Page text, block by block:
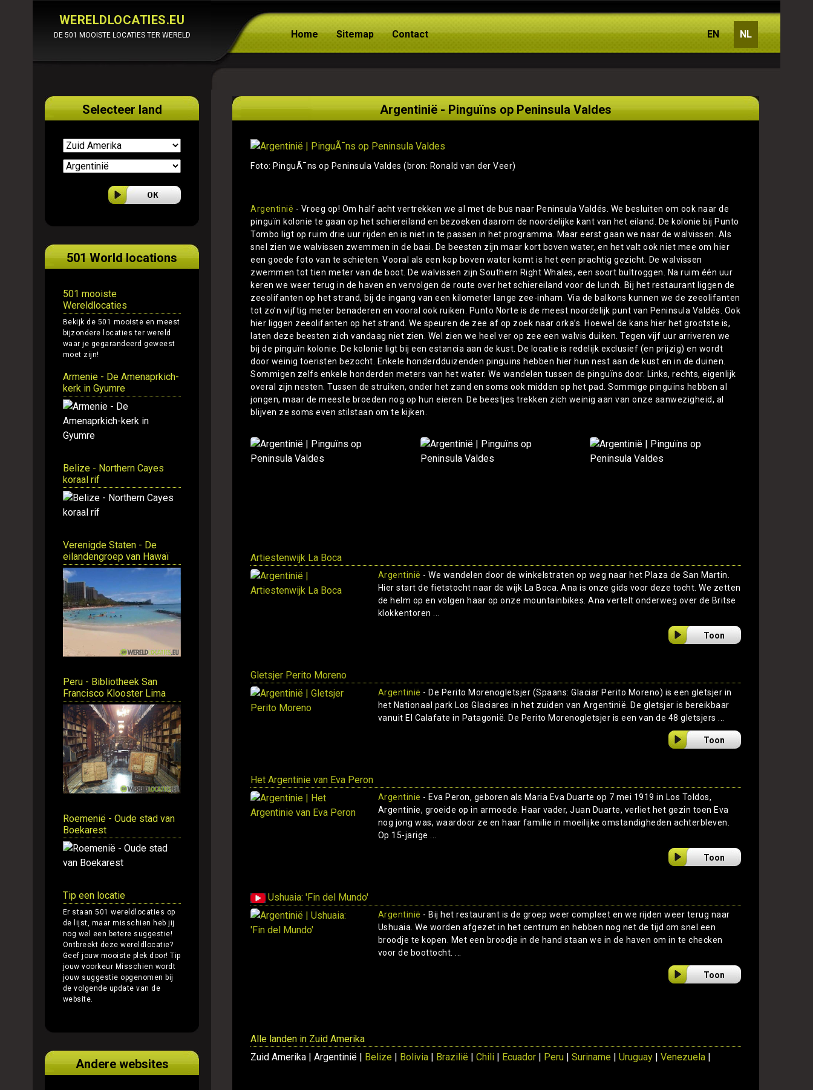
WERELDLOCATIES.EU
DE 501 MOOISTE LOCATIES TER WERELD
Selecteer land
501 World locations
501 mooiste
Wereldlocaties
Bekijk de 501 mooiste en meest
bijzondere locaties ter wereld
waar je gegarandeerd geweest
moet zijn!
Armenie - De Amenaprkich-
kerk in Gyumre
Belize - Northern Cayes
koraal rif
Verenigde Staten - De
eilandengroep van Hawaï
Peru - Bibliotheek San
Francisco Klooster Lima
Roemenië - Oude stad van
Boekarest
Tip een locatie
Er staan 501 wereldlocaties op
de lijst, maar misschien heb jij
nog wel een betere suggestie!
Ontbreekt deze wereldlocatie?
Geef jouw mooiste plek door!Tip
jouw voorkeur Misschien wordt
jouw suggestie opgenomen bij
de volgende update van de
website.
Andere websites
Home Sitemap Contact NL
EN
Argentinië - Pinguïns op Peninsula Valdes
Foto: PinguÃ¯ns op Peninsula Valdes (bron: Ronald van der Veer)
Argentinië - Vroeg op! Om half acht vertrekken we al met de bus naar Peninsula Valdés. We besluiten om ook naar de
pinguïn kolonie te gaan op het schiereiland en bezoeken daarom de noordelijke kant van het eiland. De kolonie bij Punto
Tombo ligt op ruim drie uur rijden en is niet in te passen in het programma. Maar eerst gaan we naar de walvissen. Als
snel zien we walvissen zwemmen in de baai. De beesten zijn maar kort boven water, en het valt ook niet mee om hier
een goede foto van te schieten. Vooral als een kop boven water komt is het een prachtig gezicht. De walvissen
zwemmen tot tien meter van de boot. De walvissen zijn Southern Right Whales, een soort bultroggen. Na ruim één uur
keren we weer terug in de haven en vervolgen de route over het schiereiland voor de lunch. Bij het restaurant liggen de
zeeolifanten op het strand, bij de ingang van een kilometer lange zee-inham. Via de balkons kunnen we de zeeolifanten
tot zo’n vijftig meter benaderen en vooral ook ruiken. Punto Norte is de meest noordelijk punt van Peninsula Valdés. Ook
hier liggen zeeolifanten op het strand. We speuren de zee af op zoek naar orka’s. Hoewel de kans hier het grootste is,
laten deze beesten zich vandaag niet zien. Wel zien we heel ver op zee een walvis duiken. Tegen vijf uur arriveren we
bij de pinguïn kolonie. De kolonie ligt bij een estancia aan de kust. De locatie is redelijk exclusief (en prijzig) en wordt
door weinig toeristen bezocht. Enkele honderdduizenden pinguïns hebben hier hun nest aan de kust en in de duinen.
Sommigen zelfs enkele honderden meters van het water. We wandelen tussen de pinguïns door. Links, rechts, eigenlijk
overal zijn nesten. Tussen de struiken, onder het zand en soms ook midden op het pad. Sommige pinguïns hebben al
jongen, maar de meeste broeden nog op hun eieren. De beestjes trekken zich weinig aan van onze aanwezigheid, al
blijven ze soms even stilstaan om te kijken.
Artiestenwijk La Boca
Argentinië - We wandelen door de winkelstraten op weg naar het Plaza de San Martin.
Hier start de fietstocht naar de wijk La Boca. Ana is onze gids voor deze tocht. We zetten
de helm op en volgen haar op onze mountainbikes. Ana vertelt onderweg over de Britse
klokkentoren ...
Toon
Gletsjer Perito Moreno
Argentinië - De Perito Morenogletsjer (Spaans: Glaciar Perito Moreno) is een gletsjer in
het Nationaal park Los Glaciares in het zuiden van Argentinië. De gletsjer is bereikbaar
vanuit El Calafate in Patagonië. De Perito Morenogletsjer is een van de 48 gletsjers ...
Toon
Het Argentinie van Eva Peron
Argentinie - Eva Peron, geboren als Maria Eva Duarte op 7 mei 1919 in Los Toldos,
Argentinie, groeide op in armoede. Haar vader, Juan Duarte, verliet het gezin toen Eva
nog jong was, waardoor ze en haar familie in moeilijke omstandigheden achterbleven.
Op 15-jarige ...
Toon
Ushuaia: 'Fin del Mundo'
Argentinië - Bij het restaurant is de groep weer compleet en we rijden weer terug naar
Ushuaia. We worden afgezet in het centrum en hebben nog net de tijd om snel een
broodje te kopen. Met een broodje in de hand staan we in de haven om in te checken
voor de boottocht. ...
Toon
Alle landen in Zuid Amerika
Zuid Amerika | Argentinië | Belize | Bolivia | Brazilië |Chili | Ecuador | Peru |Suriname |Uruguay |Venezuela |